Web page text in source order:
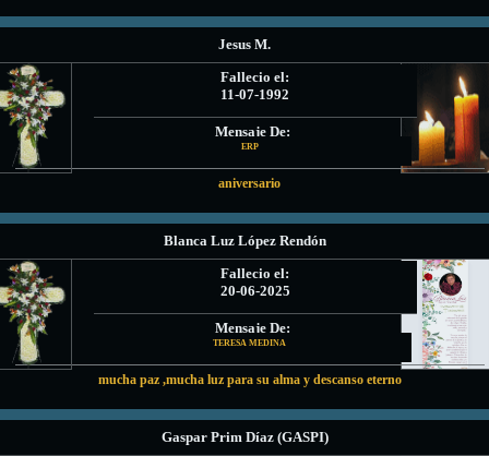
Jesus M.
Fallecio el:
11-07-1992
Mensaje De:
ERP
aniversario
Blanca Luz López Rendón
Fallecio el:
20-06-2025
Mensaje De:
TERESA MEDINA
mucha paz ,mucha luz para su alma y descanso eterno
Gaspar Prim Díaz (GASPI)